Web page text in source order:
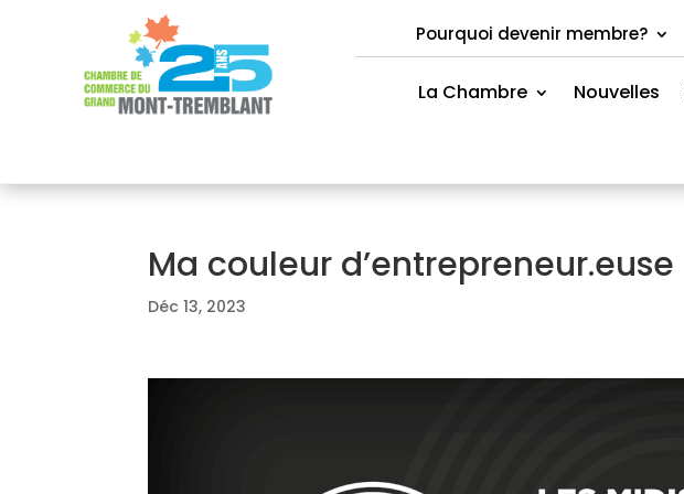
Pourquoi devenir membre?
La Chambre Nouvelles
Ma couleur d’entrepreneur.euse
Déc 13, 2023